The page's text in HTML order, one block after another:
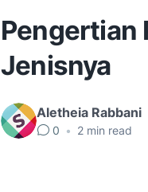
Pengertian
Jenisnya
Aletheia Rabbani
0 • 2 min read